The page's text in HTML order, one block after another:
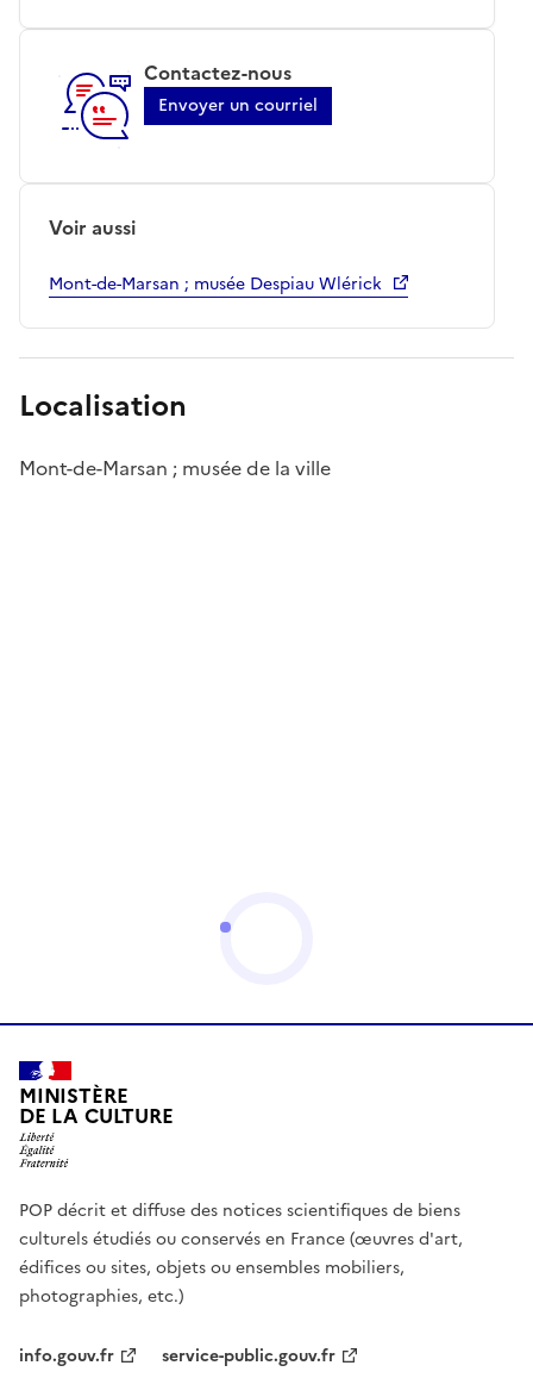
Contactez-nous
Envoyer un courriel
Voir aussi
Mont-de-Marsan ; musée Despiau Wlérick
Localisation
Mont-de-Marsan ; musée de la ville
MINISTÈRE
DE LA CULTURE
POP décrit et diffuse des notices scientifiques de biens
culturels étudiés ou conservés en France (œuvres d'art,
édifices ou sites, objets ou ensembles mobiliers,
photographies, etc.)
info.gouv.fr service-public.gouv.fr